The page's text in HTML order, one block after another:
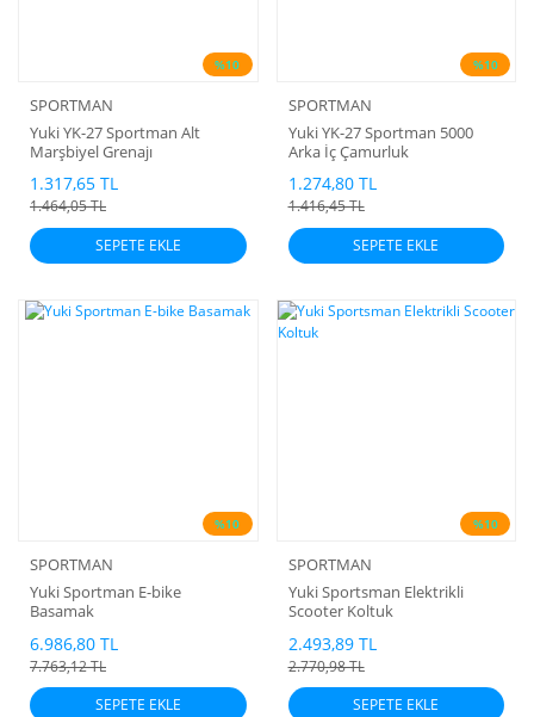
%10
SPORTMAN
Yuki YK-27 Sportman Alt
Marşbiyel Grenajı
1.317,65 TL
1.464,05 TL
SEPETE EKLE
%10
SPORTMAN
Yuki YK-27 Sportman 5000
Arka İç Çamurluk
1.274,80 TL
1.416,45 TL
SEPETE EKLE
%10
SPORTMAN
Yuki Sportman E-bike
Basamak
6.986,80 TL
7.763,12 TL
SEPETE EKLE
%10
SPORTMAN
Yuki Sportsman Elektrikli
Scooter Koltuk
2.493,89 TL
2.770,98 TL
SEPETE EKLE